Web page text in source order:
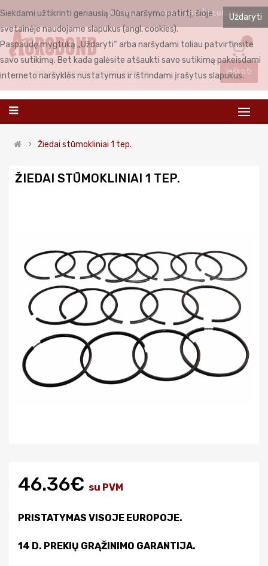
LIETUVIŲ PRISIJUNGTI REGISTRUOTIS
0
Ieškoti
Žiedai stūmokliniai 1 tep.
ŽIEDAI STŪMOKLINIAI 1 TEP.
46.36€ su PVM
PRISTATYMAS VISOJE EUROPOJE.
14 D. PREKIŲ GRĄŽINIMO GARANTIJA.
Uždaryti
Siekdami užtikrinti geriausią Jūsų naršymo patirtį, šioje
svetainėje naudojame slapukus (angl. cookies).
Paspaudę mygtuką „Uždaryti“ arba naršydami toliau patvirtinsite
savo sutikimą. Bet kada galėsite atšaukti savo sutikimą pakeisdami
interneto naršyklės nustatymus ir ištrindami įrašytus slapukus.